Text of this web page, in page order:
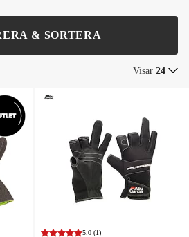
& SORTERA
Visar 24
5.0 (1)